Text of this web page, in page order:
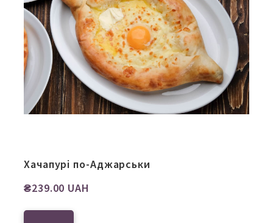
Хачапурі по-Аджарськи
₴239.00 UAH